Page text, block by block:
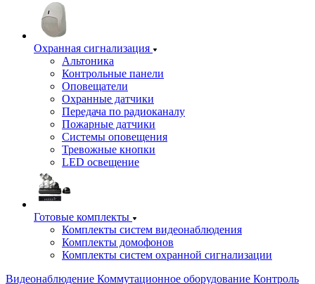
Охранная сигнализация
Альтоника
Контрольные панели
Оповещатели
Охранные датчики
Передача по радиоканалу
Пожарные датчики
Системы оповещения
Тревожные кнопки
LED освещение
Готовые комплекты
Комплекты систем видеонаблюдения
Комплекты домофонов
Комплекты систем охранной сигнализации
Видеонаблюдение Коммутационное оборудование Контроль